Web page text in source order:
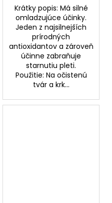
Krátky popis: Má silné
omladzujúce účinky.
Jeden z najsilnejších
prírodných
antioxidantov a zároveň
účinne zabraňuje
starnutiu pleti.
Použitie: Na očistenú
tvár a krk...